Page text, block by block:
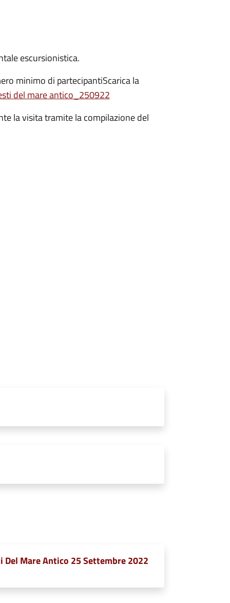
escursionistica.
minimo di partecipantiScarica la
del mare antico_250922
la visita tramite la compilazione del
Del Mare Antico 25 Settembre 2022